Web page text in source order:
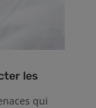
les
qui